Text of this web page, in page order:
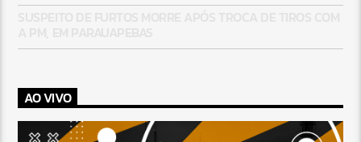
AO VIVO